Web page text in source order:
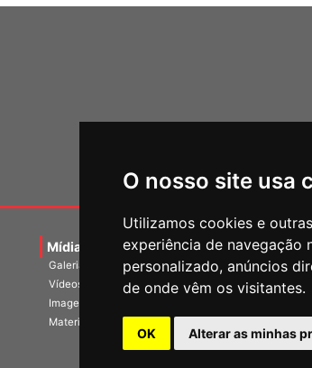
O nosso site usa
Utilizamos cookies e
experiência de navegação
personalizado, anúncios
de onde vêm os visitantes.
OK Alterar as minhas
Mídias
Galerias
Vídeos
Imagens
Materiais
Agenda Notícias